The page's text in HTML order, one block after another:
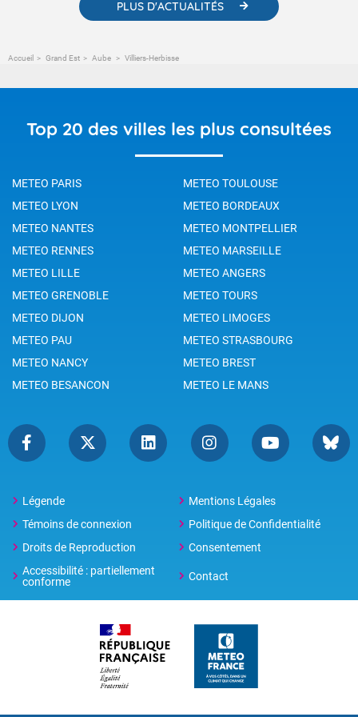
PLUS D'ACTUALITÉS
Accueil Grand Est Aube Villiers-Herbisse
Top 20 des villes les plus consultées
METEO PARIS
METEO TOULOUSE
METEO LYON
METEO BORDEAUX
METEO NANTES
METEO MONTPELLIER
METEO RENNES
METEO MARSEILLE
METEO LILLE
METEO ANGERS
METEO GRENOBLE
METEO TOURS
METEO DIJON
METEO LIMOGES
METEO PAU
METEO STRASBOURG
METEO NANCY
METEO BREST
METEO BESANCON
METEO LE MANS
Légende
Mentions Légales
Témoins de connexion
Politique de Confidentialité
Droits de Reproduction
Consentement
Accessibilité : partiellement
conforme
Contact